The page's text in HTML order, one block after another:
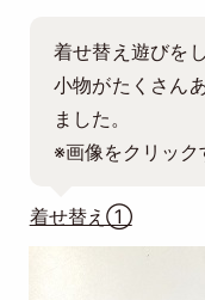
着せ替え遊びを
小物がたくさん
ました。
※画像をクリック
着せ替え①